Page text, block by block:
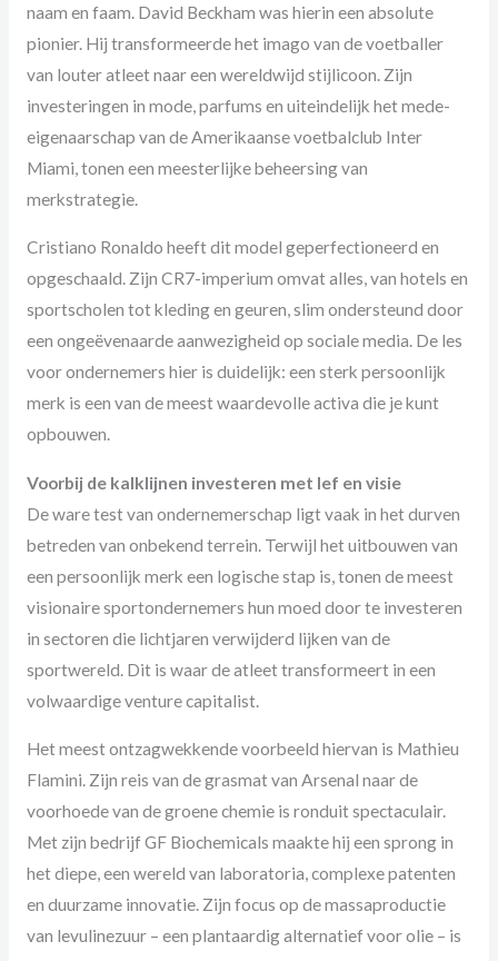
naam en faam. David Beckham was hierin een absolute
pionier. Hij transformeerde het imago van de voetballer
van louter atleet naar een wereldwijd stijlicoon. Zijn
investeringen in mode, parfums en uiteindelijk het mede-
eigenaarschap van de Amerikaanse voetbalclub Inter
Miami, tonen een meesterlijke beheersing van
merkstrategie.
Cristiano Ronaldo heeft dit model geperfectioneerd en
opgeschaald. Zijn CR7-imperium omvat alles, van hotels en
sportscholen tot kleding en geuren, slim ondersteund door
een ongeëvenaarde aanwezigheid op sociale media. De les
voor ondernemers hier is duidelijk: een sterk persoonlijk
merk is een van de meest waardevolle activa die je kunt
opbouwen.
Voorbij de kalklijnen investeren met lef en visie
De ware test van ondernemerschap ligt vaak in het durven
betreden van onbekend terrein. Terwijl het uitbouwen van
een persoonlijk merk een logische stap is, tonen de meest
visionaire sportondernemers hun moed door te investeren
in sectoren die lichtjaren verwijderd lijken van de
sportwereld. Dit is waar de atleet transformeert in een
volwaardige venture capitalist.
Het meest ontzagwekkende voorbeeld hiervan is Mathieu
Flamini. Zijn reis van de grasmat van Arsenal naar de
voorhoede van de groene chemie is ronduit spectaculair.
Met zijn bedrijf GF Biochemicals maakte hij een sprong in
het diepe, een wereld van laboratoria, complexe patenten
en duurzame innovatie. Zijn focus op de massaproductie
van levulinezuur – een plantaardig alternatief voor olie – is